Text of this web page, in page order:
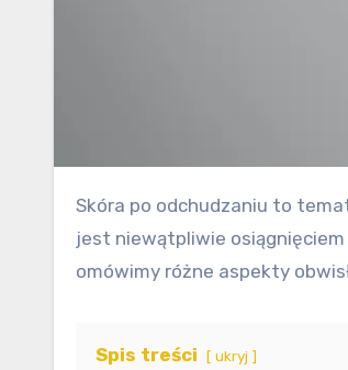
Skóra po odchudzaniu to temat, który dotyka wielu osób, które osiągnęły swój cel w zrzuceniu nadmiaru kilogramów. Choć osiągnięcie zdrowej wagi
jest niewątpliwie
omówimy różne aspekty
Spis treści ukryj